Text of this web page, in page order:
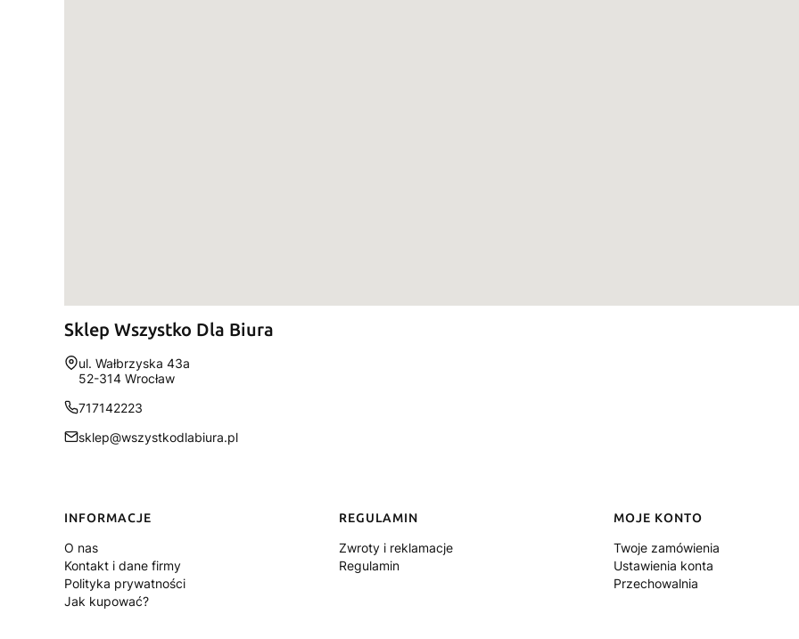
Sklep Wszystko Dla Biura
Adres:
ul. Wałbrzyska 43a
52-314 Wrocław
717142223
sklep@wszystkodlabiura.pl
Linki w stopce
INFORMACJE
O nas
Kontakt i dane firmy
Polityka prywatności
Jak kupować?
REGULAMIN
Zwroty i reklamacje
Regulamin
MOJE KONTO
Twoje zamówienia
Ustawienia konta
Przechowalnia